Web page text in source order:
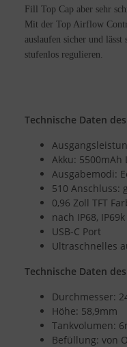
Fill Top Cap aber sehr
Mit der Top Airflow
auslaufen sicher und
stufenlos regulieren.
Technische Daten
Akku:
Ausgabemodi:
510 Anschluss:
0,96 Zoll TFT
nach IP68,
USB-C Port
Ultraschnelles
Technische Daten
Durchmesser:
Höhe: 58,9mm
Tankvolumen:
Befüllung: von